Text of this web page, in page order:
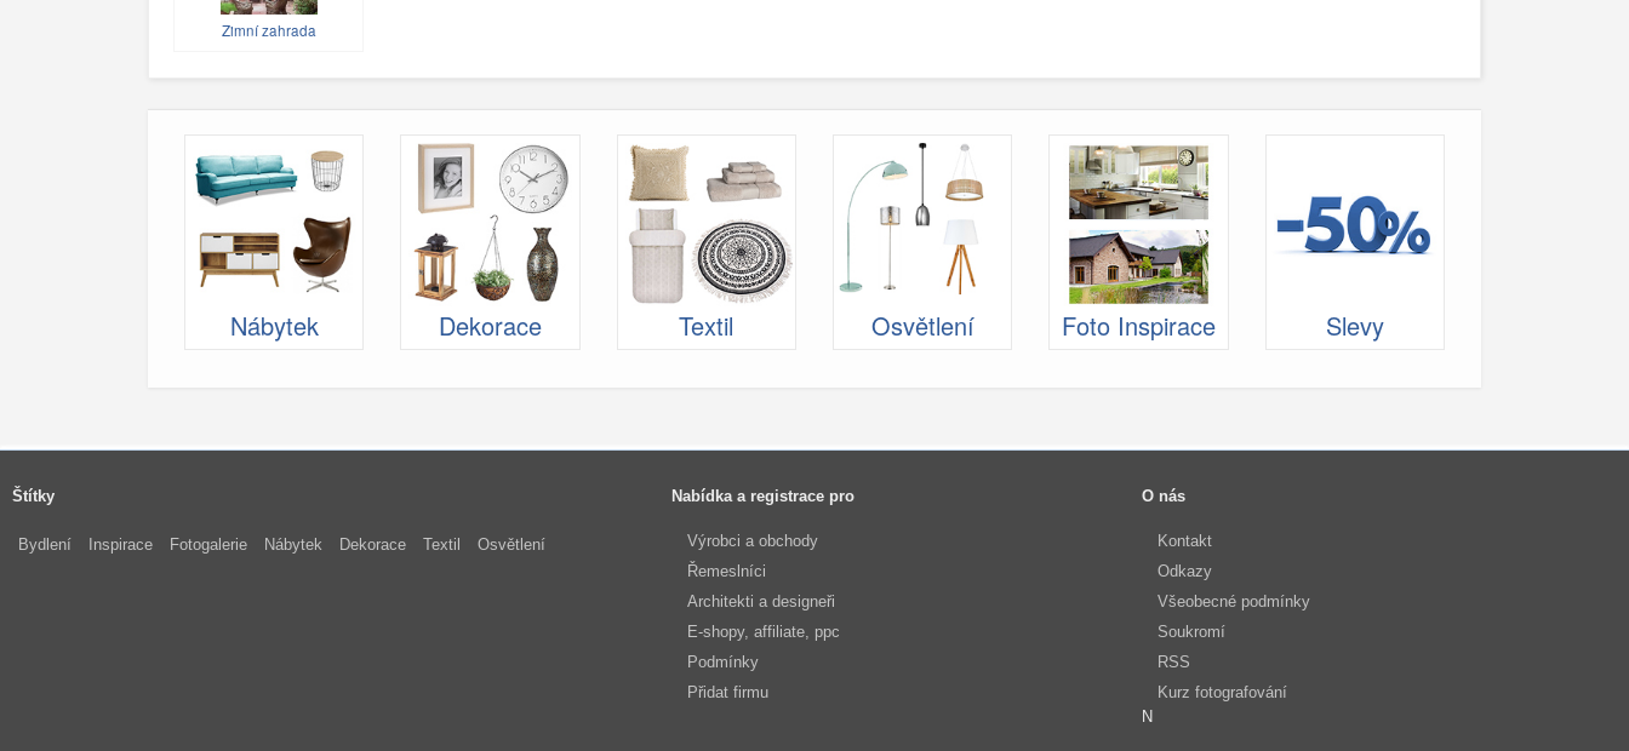
Zimní zahrada
Nábytek Dekorace Textil Osvětlení Foto Inspirace Slevy
Štítky
Bydlení Inspirace Fotogalerie Nábytek Dekorace Textil Osvětlení
Nabídka a registrace pro
Výrobci a obchody
Řemeslníci
Architekti a designeři
E-shopy, affiliate, ppc
Podmínky
Přidat firmu
O nás
Kontakt
Odkazy
Všeobecné podmínky
Soukromí
RSS
Kurz fotografování
N